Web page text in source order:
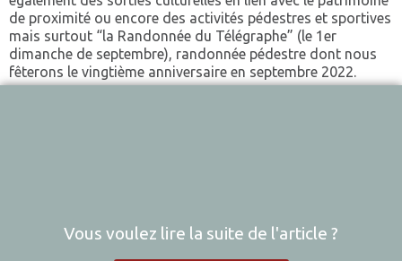
de proximité ou encore des activités pédestres et sportives
mais surtout “la Randonnée du Télégraphe” (le 1er
dimanche de septembre), randonnée pédestre dont nous
fêterons le vingtième anniversaire en septembre 2022.
Vous voulez lire la suite de l'article ?